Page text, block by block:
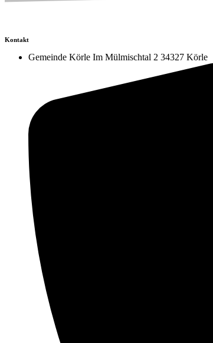
Kontakt
Gemeinde Körle Im Mülmischtal 2 34327 Körle